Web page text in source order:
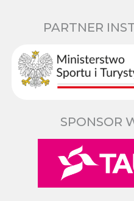
PARTNER
SPONSOR